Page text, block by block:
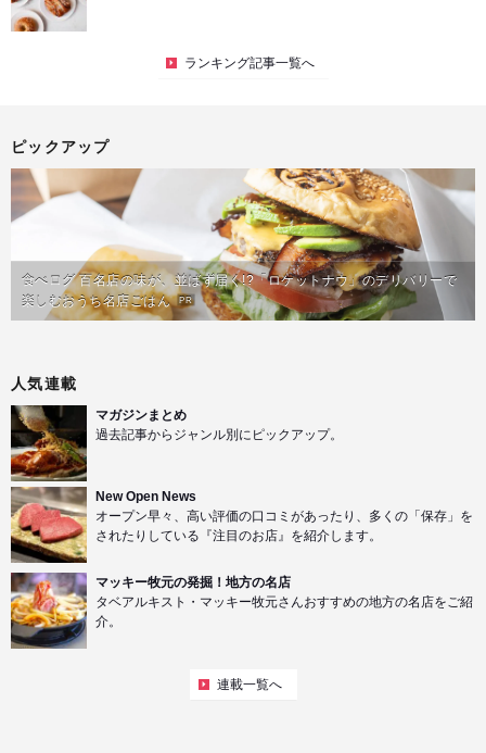
ランキング記事一覧へ
ピックアップ
食べログ 百名店の味が、並ばず届く!?「ロケットナウ」のデリバリーで
楽しむおうち名店ごはん PR
人気連載
マガジンまとめ
過去記事からジャンル別にピックアップ。
New Open News
オープン早々、高い評価の口コミがあったり、多くの「保存」を
されたりしている『注目のお店』を紹介します。
マッキー牧元の発掘！地方の名店
タベアルキスト・マッキー牧元さんおすすめの地方の名店をご紹
介。
連載一覧へ